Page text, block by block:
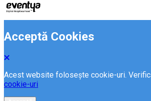
Acceptă Cookies
Acest website folosește cookie-uri.
cookie-uri